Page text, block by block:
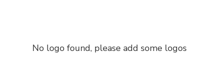
No logo found, please add some logos